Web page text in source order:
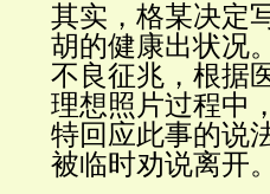
其实，格某决定
胡的健康出状况
不良征兆，根据
理想照片过程中
特回应此事的说
被临时劝说离开。